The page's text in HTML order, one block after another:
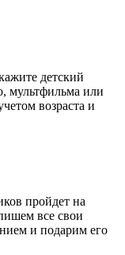
детский
мультфильма или
возраста и
пройдет на
все свои
и подарим его